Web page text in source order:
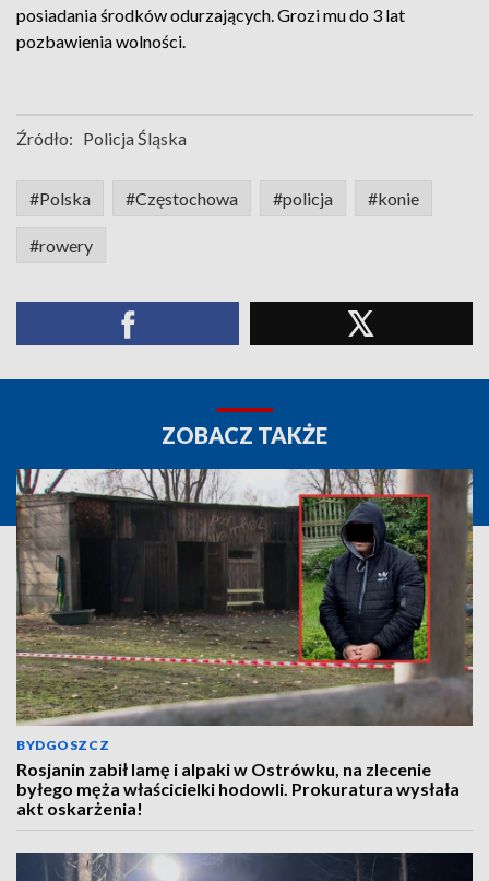
posiadania środków odurzających. Grozi mu do 3 lat
pozbawienia wolności.
Źródło: Policja Śląska
#Polska #Częstochowa #policja #konie
#rowery
ZOBACZ TAKŻE
BYDGOSZCZ
Rosjanin zabił lamę i alpaki w Ostrówku, na zlecenie
byłego męża właścicielki hodowli. Prokuratura wysłała
akt oskarżenia!